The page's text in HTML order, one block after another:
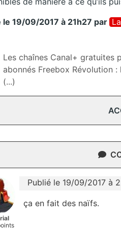
le 19/09/2017 à 21h27 par
Les chaînes Canal+ gratuites
abonnés Freebox Révolution :
(...)
Publié le 19/09/2017 à
ça en fait des naïfs.